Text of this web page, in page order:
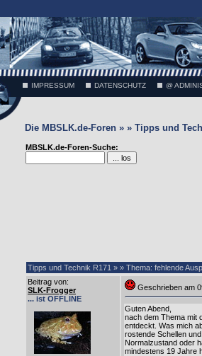
IMPRESSUM DATENSCHUTZ @
Die MBSLK.de-Foren » » Tipps und
MBSLK.de-Foren-Suche:
Tipps und Technik R171 » » Thema: fehlende
Beitrag von:
SLK-Frogger
... ist OFFLINE
Geschrieben am
Guten Abend,
nach dem Thema mit
entdeckt. Was mich
rostende Schellen
Normalzustand oder
mindestens 19 Jahre